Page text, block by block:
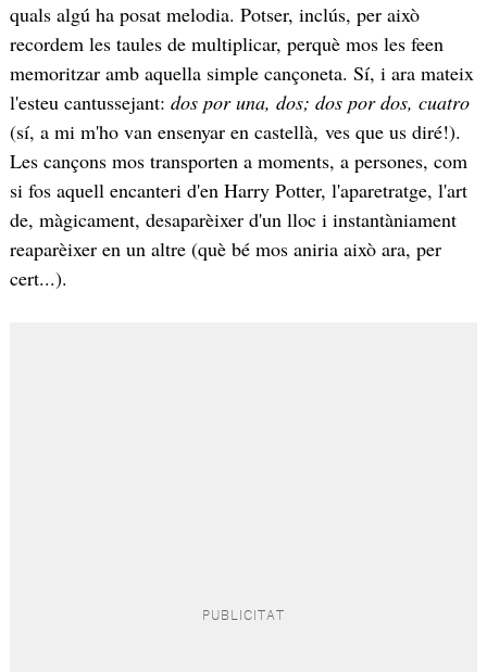
quals algú ha posat melodia. Potser, inclús, per això
recordem les taules de multiplicar, perquè mos les feen
memoritzar amb aquella simple cançoneta. Sí, i ara mateix
l'esteu cantussejant: dos por una, dos; dos por dos, cuatro
(sí, a mi m'ho van ensenyar en castellà, ves que us diré!).
Les cançons mos transporten a moments, a persones, com
si fos aquell encanteri d'en Harry Potter, l'aparetratge, l'art
de, màgicament, desaparèixer d'un lloc i instantàniament
reaparèixer en un altre (què bé mos aniria això ara, per
cert...).